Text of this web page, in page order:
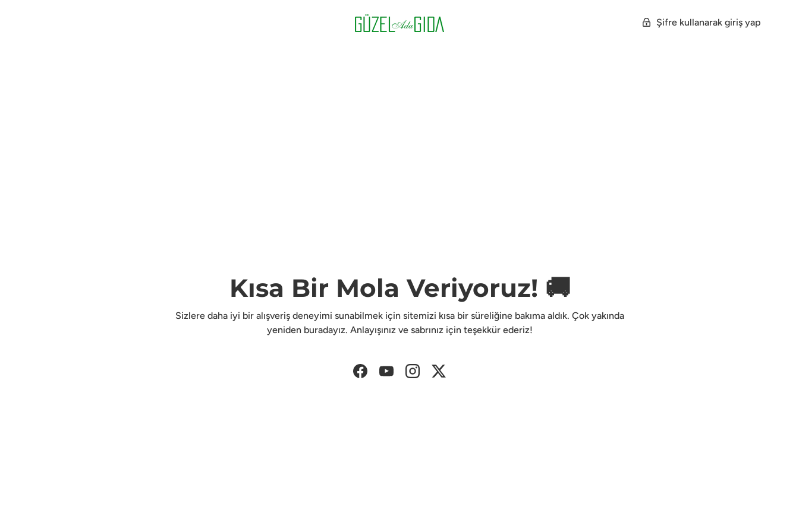
Şifre kullanarak giriş yap
Kısa Bir Mola Veriyoruz! 🚚
Sizlere daha iyi bir alışveriş deneyimi sunabilmek için sitemizi kısa bir süreliğine bakıma aldık. Çok yakında
yeniden buradayız. Anlayışınız ve sabrınız için teşekkür ederiz!
FacebookYouTubeInstagramTwitter